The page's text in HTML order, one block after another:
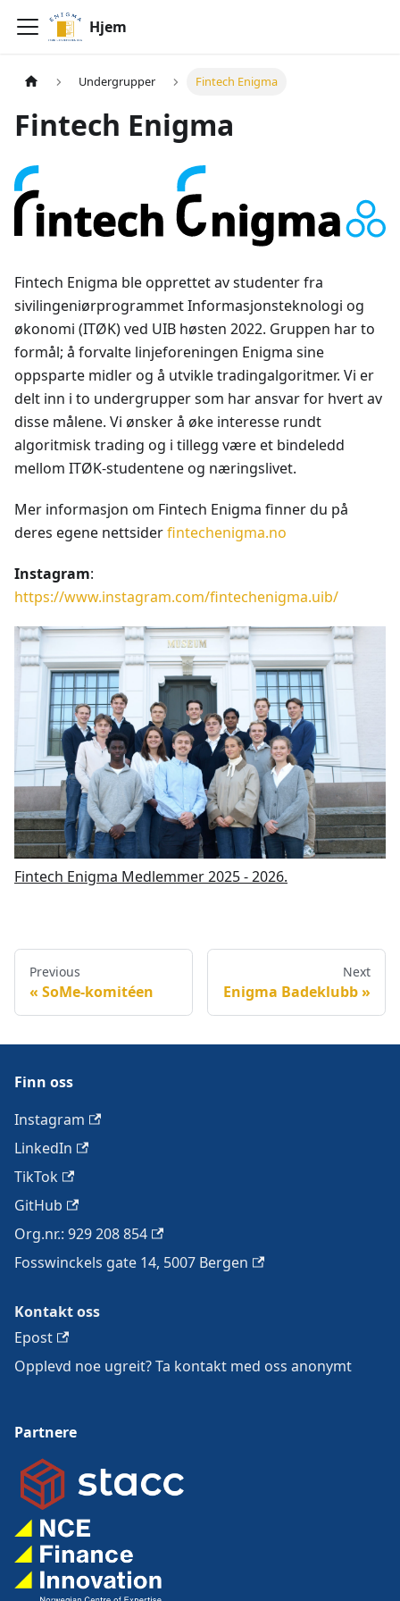
Hjem
Undergrupper Fintech Enigma
Fintech Enigma
Fintech Enigma ble opprettet av studenter fra
sivilingeniørprogrammet Informasjonsteknologi og
økonomi (ITØK) ved UIB høsten 2022. Gruppen har to
formål; å forvalte linjeforeningen Enigma sine
oppsparte midler og å utvikle tradingalgoritmer. Vi er
delt inn i to undergrupper som har ansvar for hvert av
disse målene. Vi ønsker å øke interesse rundt
algoritmisk trading og i tillegg være et bindeledd
mellom ITØK-studentene og næringslivet.
Mer informasjon om Fintech Enigma finner du på
deres egene nettsiderfintechenigma.no
Instagram:
https://www.instagram.com/fintechenigma.uib/
Fintech Enigma Medlemmer 2025 - 2026.
Previous
SoMe-komitéen
Next
Enigma Badeklubb
Finn oss
Instagram
LinkedIn
TikTok
GitHub
Org.nr.: 929 208 854
Fosswinckels gate 14, 5007 Bergen
Kontakt oss
Epost
Opplevd noe ugreit? Ta kontakt med oss anonymt
Partnere